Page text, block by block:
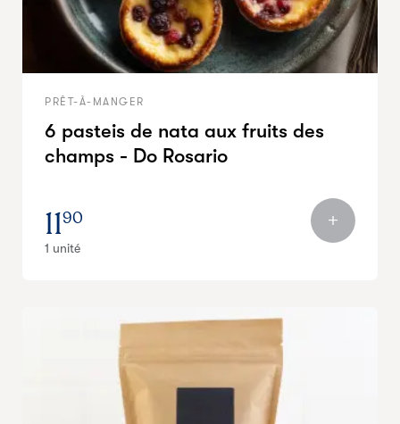
PRÊT-À-MANGER
6 pasteis de nata aux fruits des
champs - Do Rosario
1190
1 unité